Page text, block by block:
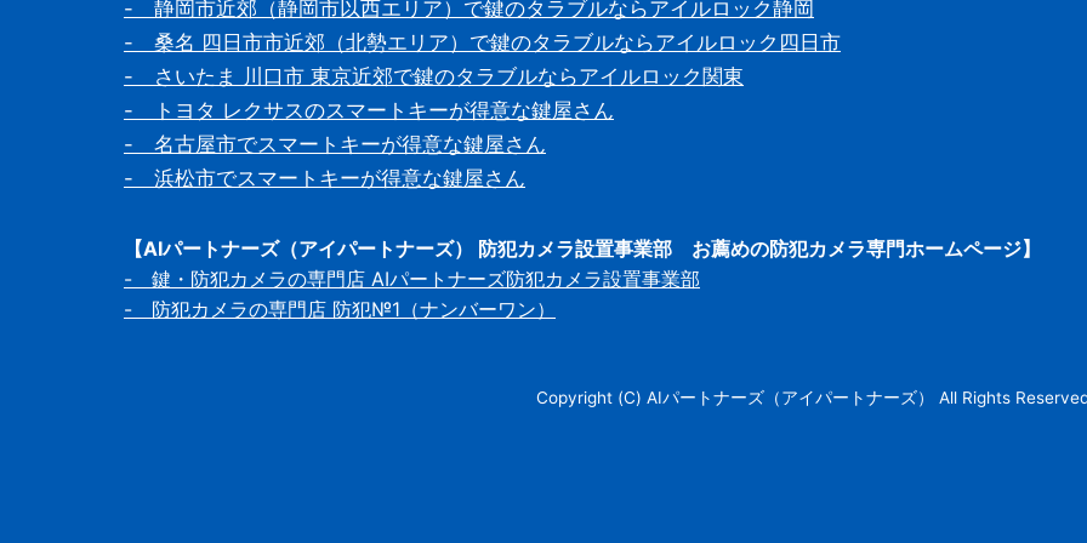
- 静岡市近郊（静岡市以西エリア）で鍵のタラブルならアイルロック静岡
- 桑名 四日市市近郊（北勢エリア）で鍵のタラブルならアイルロック四日市
- さいたま 川口市 東京近郊で鍵のタラブルならアイルロック関東
- トヨタ レクサスのスマートキーが得意な鍵屋さん
- 名古屋市でスマートキーが得意な鍵屋さん
- 浜松市でスマートキーが得意な鍵屋さん
【AIパートナーズ（アイパートナーズ） 防犯カメラ設置事業部 お薦めの防犯カメラ専門ホームページ】
- 鍵・防犯カメラの専門店 AIパートナーズ防犯カメラ設置事業部
- 防犯カメラの専門店 防犯№1（ナンバーワン）
Copyright (C) AIパートナーズ（アイパートナーズ） All Rights